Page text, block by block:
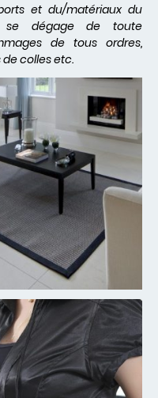
et du/matériaux du
se dégage de toute
de tous ordres,
colles etc.